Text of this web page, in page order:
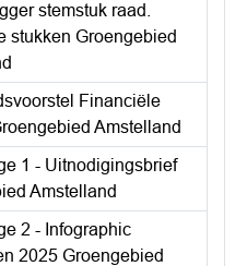
stemstuk raad.
stukken Groengebied
Financiële
Amstelland
1 - Uitnodigingsbrief
Amstelland
2 - Infographic
2025 Groengebied